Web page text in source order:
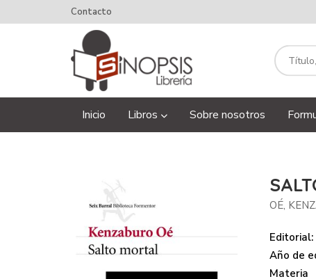
Contacto
Inicio Libros Sobre nosotros
OÉ,
Editorial:
Año de
Materia